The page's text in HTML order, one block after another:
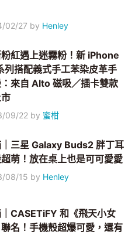
02/27 by Henley
紅遇上迷霧粉！新 iPhone
列搭配義式手工苯染皮革手
來自 Alto 磁吸／插卡雙款
09/22 by 蜜柑
｜三星 Galaxy Buds2 胖丁耳
萌！放在桌上也是可可愛愛
08/15 by Henley
｜CASETiFY 和《飛天小女
名！手機殼超爆可愛，還有